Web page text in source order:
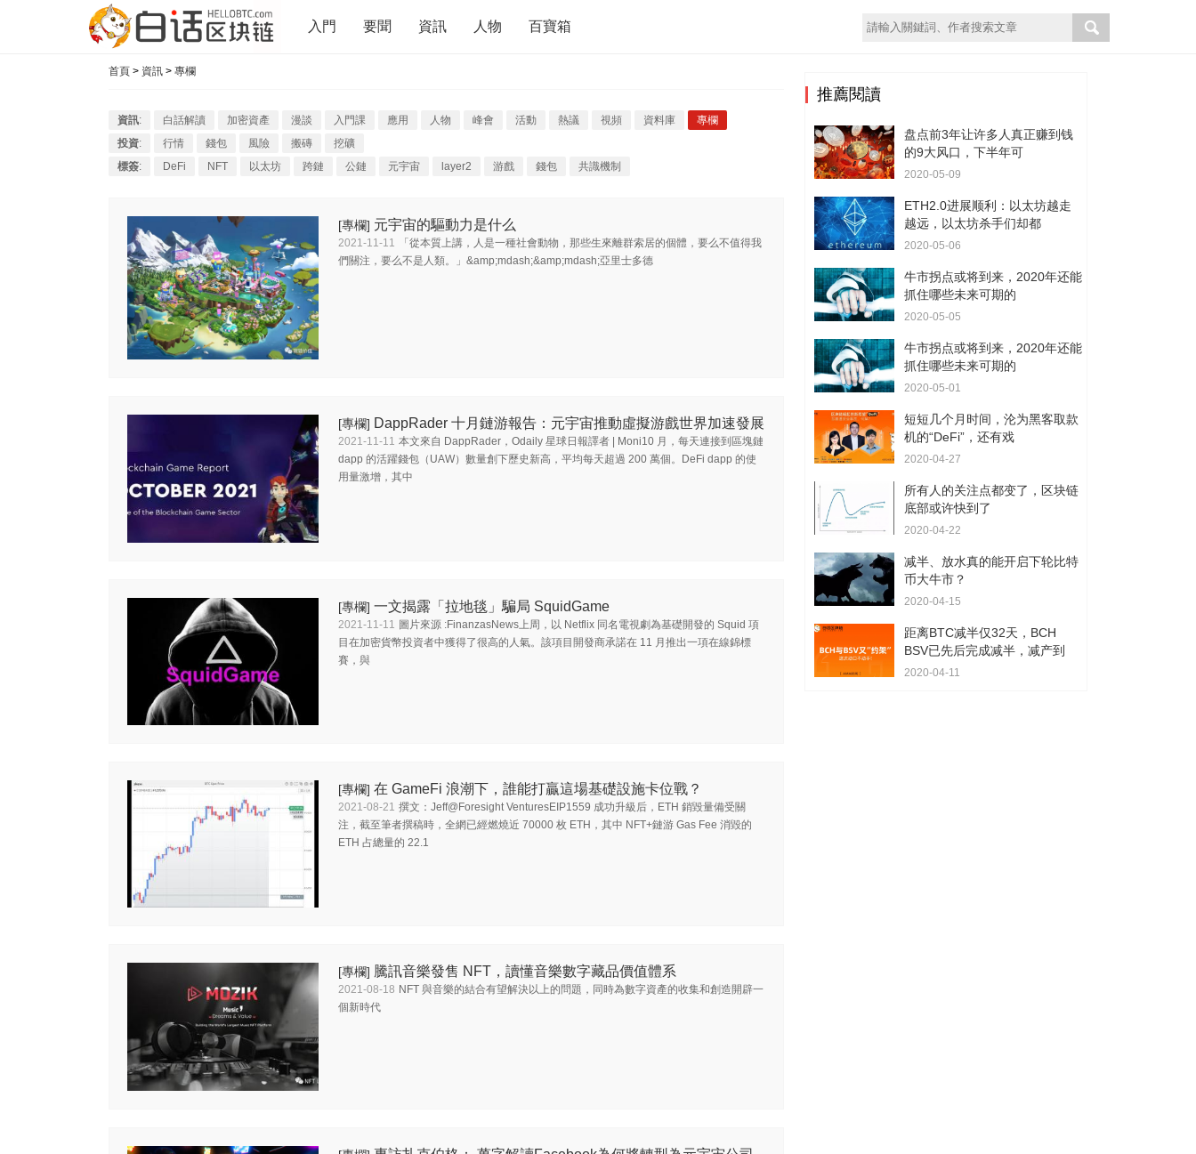
入門 要聞 資訊 人物 百寶箱
首頁 > 資訊 > 專欄
資訊: 白話解讀 加密資產 漫談 入門課 應用 人物 峰會 活動 熱議 視頻 資料庫
專欄
投資: 行情 錢包 風險 搬磚
挖礦
標簽: DeFi NFT 以太坊 跨鏈 公鏈 元宇宙 layer2 游戲 錢包 共識機制
[專欄] 元宇宙的驅動力是什么
2021-11-11
「從本質上講，人是一種社會動物，那些生來離群索居的個體，要么不值得我
們關注，要么不是人類。」&amp;mdash;&amp;mdash;亞里士多德
[專欄] DappRader 十月鏈游報告：元宇宙推動虛擬游戲世界加速發展
2021-11-11 本文來自 DappRader，Odaily 星球日報譯者 | Moni10 月，每天連接到區塊鏈
dapp 的活躍錢包（UAW）數量創下歷史新高，平均每天超過 200 萬個。DeFi dapp 的使
用量激增，其中
[專欄] 一文揭露「拉地毯」騙局 SquidGame
2021-11-11 圖片來源 :FinanzasNews上周，以 Netflix 同名電視劇為基礎開發的 Squid 項
目在加密貨幣投資者中獲得了很高的人氣。該項目開發商承諾在 11 月推出一項在線錦標
賽，與
[專欄] 在 GameFi 浪潮下，誰能打贏這場基礎設施卡位戰？
2021-08-21 撰文：Jeff@Foresight VenturesEIP1559 成功升級后，ETH 銷毀量備受關
注，截至筆者撰稿時，全網已經燃燒近 70000 枚 ETH，其中 NFT+鏈游 Gas Fee 消毀的
ETH 占總量的 22.1
[專欄] 騰訊音樂發售 NFT，讀懂音樂數字藏品價值體系
2021-08-18 NFT 與音樂的結合有望解決以上的問題，同時為數字資產的收集和創造開辟一
個新時代
推薦閱讀
盘点前3年让许多人真正赚到钱
的9大风口，下半年可
2020-05-09
ETH2.0进展顺利：以太坊越走
越远，以太坊杀手们却都
2020-05-06
牛市拐点或将到来，2020年还能
抓住哪些未来可期的
2020-05-05
牛市拐点或将到来，2020年还能
抓住哪些未来可期的
2020-05-01
短短几个月时间，沦为黑客取款
机的“DeFi”，还有戏
2020-04-27
所有人的关注点都变了，区块链
底部或许快到了
2020-04-22
减半、放水真的能开启下轮比特
币大牛市？
2020-04-15
距离BTC减半仅32天，BCH
BSV已先后完成减半，减产到
2020-04-11